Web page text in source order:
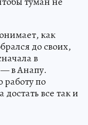
как
до своих,
в
— в Анапу.
по
все так и